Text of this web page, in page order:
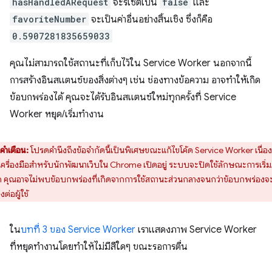
จะรีเซ็ตเป็น และ
favoriteNumber จะเป็นค่าอื่นอย่างสิ้นเชิง ซึ่งก็คือ
0.5907281835659033
คุณไม่สามารถใช้สถานะที่เก็บไว้ใน Service Worker นอกจากนี้
การสร้างอินสแตนซ์ของสิ่งต่างๆ เช่น ช่องทางข้อความ อาจทำให้เกิด
ข้อบกพร่องได้ คุณจะได้รับอินสแตนซ์ใหม่ทุกครั้งที่ Service
Worker หยุด/เริ่มทำงาน
คำเตือน:โปรดคำนึงถึงข้อจำกัดนี้เป็นพิเศษขณะแก้ไขโค้ด Service Worker เนื่อ
ครื่องมือสำหรับนักพัฒนาเว็บใน Chrome เปิดอยู่ ระบบจะปิดใช้ลักษณะการเริ่
คุณอาจไม่พบข้อบกพร่องที่เกิดจากการใช้สถานะส่วนกลางจนกว่าข้อบกพร่องจ
ต่อผู้ใช้
ในบทที่ 3 ของ Service Worker เราแสดงภาพ Service Worker
ที่หยุดทำงานโดยทำให้ไม่มีสีใดๆ ขณะรอการตื่น